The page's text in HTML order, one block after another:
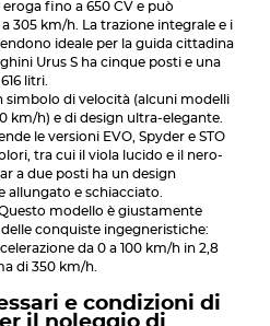
fino a 650 CV e può
305 km/h. La trazione integrale e i
ideale per la guida cittadina
Urus S ha cinque posti e una
litri.
simbolo di velocità (alcuni modelli
km/h) e di design ultra-elegante.
le versioni EVO, Spyder e STO
tra cui il viola lucido e il nero-
a due posti ha un design
e schiacciato.
modello è giustamente
conquiste ingegneristiche:
da 0 a 100 km/h in 2,8
di 350 km/h.
e condizioni di